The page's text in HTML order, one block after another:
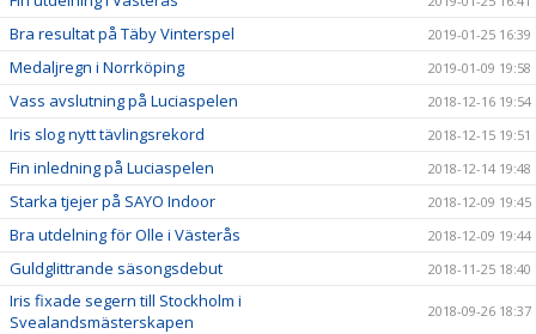
Bra resultat på Täby Vinterspel 2019-01-25 16:39
Medaljregn i Norrköping 2019-01-09 19:58
Vass avslutning på Luciaspelen 2018-12-16 19:54
Iris slog nytt tävlingsrekord 2018-12-15 19:51
Fin inledning på Luciaspelen 2018-12-14 19:48
Starka tjejer på SAYO Indoor 2018-12-09 19:45
Bra utdelning för Olle i Västerås 2018-12-09 19:44
Guldglittrande säsongsdebut 2018-11-25 18:40
Iris fixade segern till Stockholm i
Svealandsmästerskapen
2018-09-26 18:37